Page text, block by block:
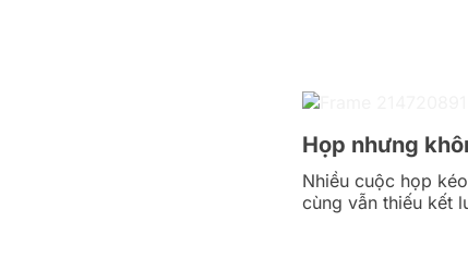
Họp nhưng
Nhiều cuộc họp
cùng vẫn thiếu kết